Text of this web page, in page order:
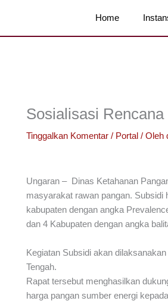
Home
Sosialisasi
Tinggalkan Komentar / Portal / Oleh
Ungaran – Dinas Ketahanan
masyarakat rawan pangan. Subsidi
kabupaten dengan angka
dan 4 Kabupaten dengan angka
Kegiatan Subsidi akan
Tengah.
Rapat tersebut menghasilkan
harga pangan sumber energi